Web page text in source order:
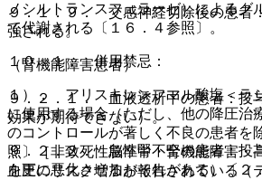
ノシルトランスフェラーゼ）によるグ
て代謝される〔１６．４参照〕。
１０．１． 併用禁忌：
１）． アリスキレンフマル酸塩＜ラ
に使用する場合（ただし、他の降圧治
のコントロールが著しく不良の患者を
照〕［非致死性脳卒中・腎機能障害・
血圧のリスク増加が報告されている（
９．１．９． 交感神経切除後の患者
強される。
（腎機能障害患者）
９．２．１． 血液透析中の患者：投
効果が期待できない）。
９．２．２． 急性腎不全の患者：投
を更に悪化させるおそれがある）〔２